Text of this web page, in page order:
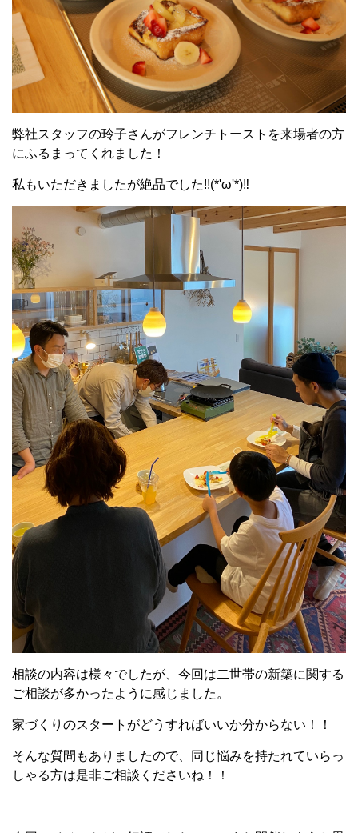
弊社スタッフの玲子さんがフレンチトーストを来場者の方
にふるまってくれました！
私もいただきましたが絶品でした!!(*'ω'*)‼
相談の内容は様々でしたが、今回は二世帯の新築に関する
ご相談が多かったように感じました。
家づくりのスタートがどうすればいいか分からない！！
そんな質問もありましたので、同じ悩みを持たれていらっ
しゃる方は是非ご相談くださいね！！